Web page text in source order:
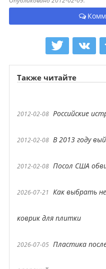
Также читайте
2012-02-08 Российские
2012-02-08 В 2013 году
2012-02-08 Посол США
2026-07-21 Как выбрать
коврик для плитки
2026-07-05 Пластика